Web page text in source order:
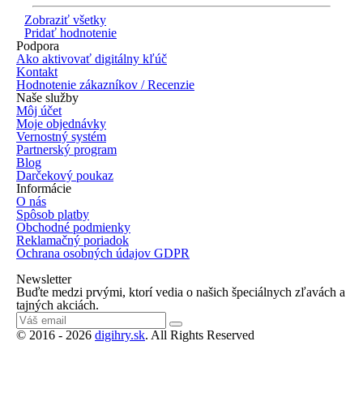
Zobraziť všetky
Pridať hodnotenie
Podpora
Ako aktivovať digitálny kľúč
Kontakt
Hodnotenie zákazníkov / Recenzie
Naše služby
Môj účet
Moje objednávky
Vernostný systém
Partnerský program
Blog
Darčekový poukaz
Informácie
O nás
Spôsob platby
Obchodné podmienky
Reklamačný poriadok
Ochrana osobných údajov GDPR
Newsletter
Buďte medzi prvými, ktorí vedia o našich špeciálnych zľavách a
tajných akciách.
© 2016 - 2026 digihry.sk. All Rights Reserved